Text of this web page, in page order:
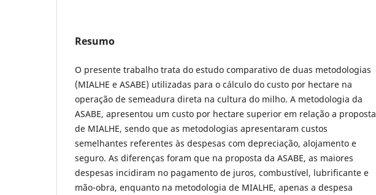
Resumo
O presente trabalho trata do estudo comparativo de duas metodologias
(MIALHE e ASABE) utilizadas para o cálculo do custo por hectare na
operação de semeadura direta na cultura do milho. A metodologia da
ASABE, apresentou um custo por hectare superior em relação a proposta
de MIALHE, sendo que as metodologias apresentaram custos
semelhantes referentes às despesas com depreciação, alojamento e
seguro. As diferenças foram que na proposta da ASABE, as maiores
despesas incidiram no pagamento de juros, combustível, lubrificante e
mão-obra, enquanto na metodologia de MIALHE, apenas a despesa